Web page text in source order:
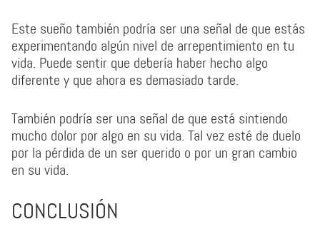
Este sueño también podría ser una señal de que estás
experimentando algún nivel de arrepentimiento en tu
vida. Puede sentir que debería haber hecho algo
diferente y que ahora es demasiado tarde.
También podría ser una señal de que está sintiendo
mucho dolor por algo en su vida. Tal vez esté de duelo
por la pérdida de un ser querido o por un gran cambio
en su vida.
CONCLUSIÓN